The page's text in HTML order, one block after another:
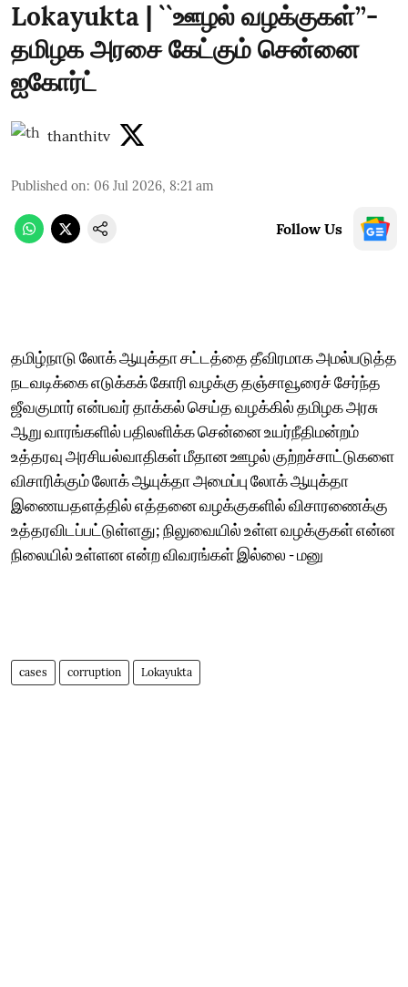
Lokayukta | ``ஊழல் வழக்குகள்’’-
தமிழக அரசை கேட்கும் சென்னை
ஐகோர்ட்
thanthitv
Published on: 06 Jul 2026, 8:21 am
Follow Us
தமிழ்நாடு லோக் ஆயுக்தா சட்டத்தை தீவிரமாக அமல்படுத்த
நடவடிக்கை எடுக்கக் கோரி வழக்கு தஞ்சாவூரைச் சேர்ந்த
ஜீவகுமார் என்பவர் தாக்கல் செய்த வழக்கில் தமிழக அரசு
ஆறு வாரங்களில் பதிலளிக்க சென்னை உயர்நீதிமன்றம்
உத்தரவு அரசியல்வாதிகள் மீதான ஊழல் குற்றச்சாட்டுகளை
விசாரிக்கும் லோக் ஆயுக்தா அமைப்பு லோக் ஆயுக்தா
இணையதளத்தில் எத்தனை வழக்குகளில் விசாரணைக்கு
உத்தரவிடப்பட்டுள்ளது; நிலுவையில் உள்ள வழக்குகள் என்ன
நிலையில் உள்ளன என்ற விவரங்கள் இல்லை - மனு
cases corruption Lokayukta